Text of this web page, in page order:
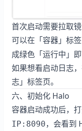
首次启动需要拉取
可以在「容器」标
成绿色「运行中」即
如果想看启动日志
志」标签页。
六、初始化 Halo
容器启动成功后，
IP:8090，会看到